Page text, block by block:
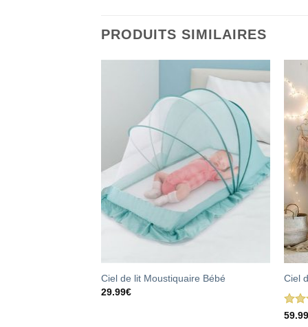
PRODUITS SIMILAIRES
Ciel de lit Moustiquaire Bébé
29.99€
Ciel
Note